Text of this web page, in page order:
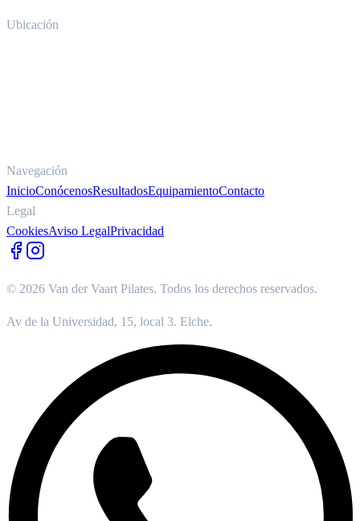
Ubicación
Navegación
InicioConócenosResultadosEquipamientoContacto
Legal
CookiesAviso LegalPrivacidad
© 2026 Van der Vaart Pilates. Todos los derechos reservados.
Av de la Universidad, 15, local 3. Elche.